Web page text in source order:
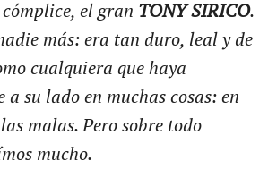
el gran TONY SIRICO.
más: era tan duro, leal y de
cualquiera que haya
a su lado en muchas cosas: en
malas. Pero sobre todo
mucho.